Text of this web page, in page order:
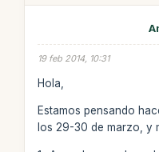
19 feb 2014, 10:31
Hola,
Estamos pensando
los 29-30 de marzo, y